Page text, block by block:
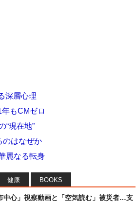
深層心理
もCMゼロ
“現在地”
のはなぜか
麗なる転身
健康 BOOKS
中心」視察動画と「空気読む」被災者…支